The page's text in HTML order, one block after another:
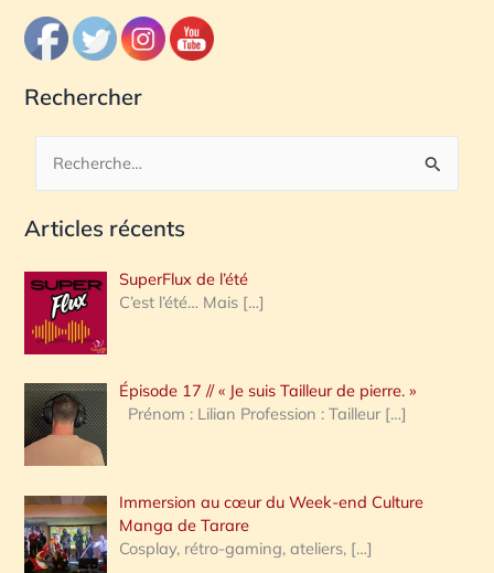
Rechercher
c
e
r
c
h
e
:
Articles récents
SuperFlux de l’été
C’est l’été… Mais […]
Épisode 17 // « Je suis Tailleur de pierre. »
Prénom : Lilian Profession : Tailleur […]
Immersion au cœur du Week-end Culture
Manga de Tarare
Cosplay, rétro-gaming, ateliers, […]